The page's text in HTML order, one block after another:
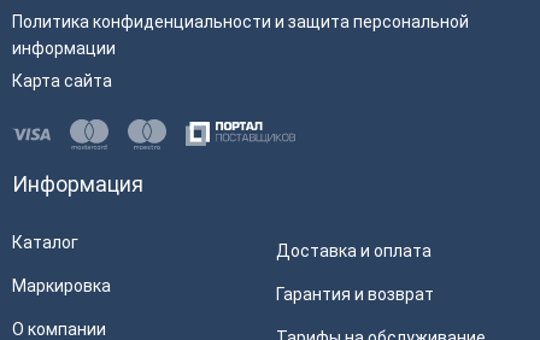
Политика конфиденциальности и защита персональной
информации
Карта сайта
Информация
Каталог
Маркировка
О компании
Доставка и оплата
Гарантия и возврат